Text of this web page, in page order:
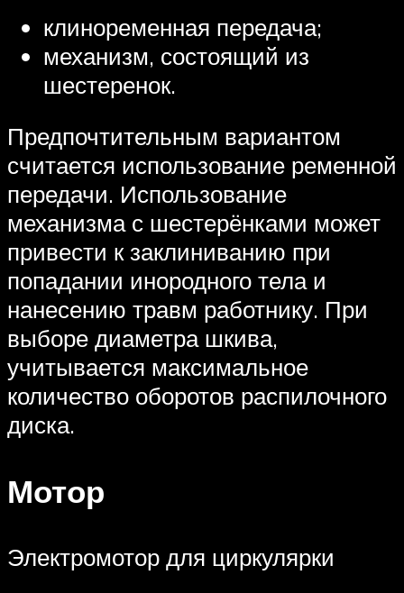
клиноременная передача;
механизм, состоящий из
шестеренок.
Предпочтительным вариантом
считается использование ременной
передачи. Использование
механизма с шестерёнками может
привести к заклиниванию при
попадании инородного тела и
нанесению травм работнику. При
выборе диаметра шкива,
учитывается максимальное
количество оборотов распилочного
диска.
Мотор
Электромотор для циркулярки